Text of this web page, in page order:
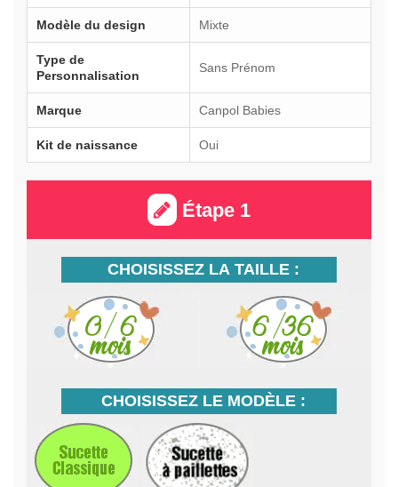
Modèle du design Mixte
Type de
Personnalisation
Sans Prénom
Marque Canpol Babies
Kit de naissance Oui
Étape 1
CHOISISSEZ LA TAILLE :
CHOISISSEZ LE MODÈLE :